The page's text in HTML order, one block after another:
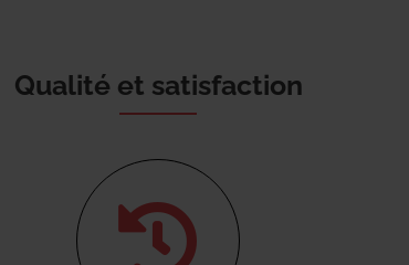
Qualité et satisfaction